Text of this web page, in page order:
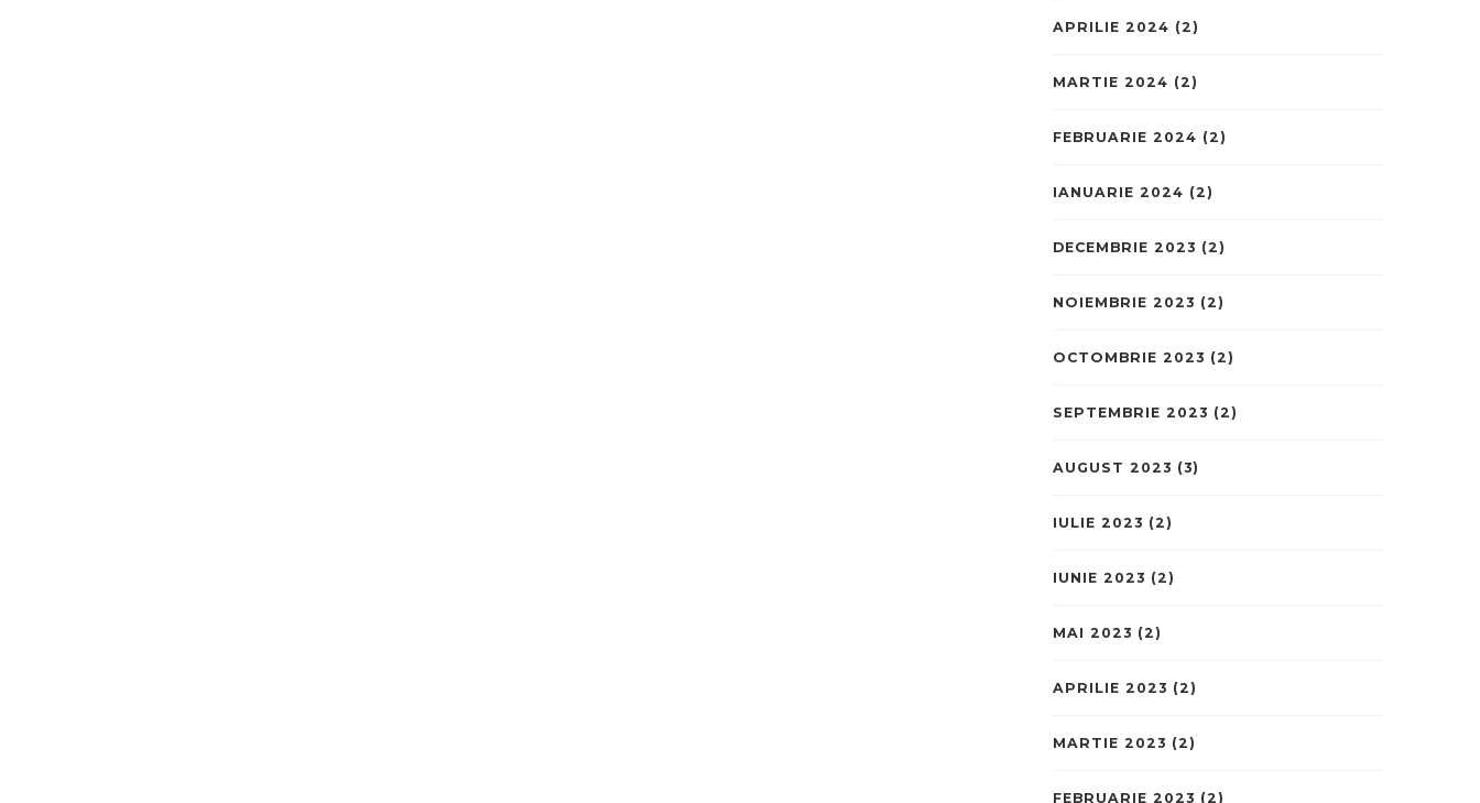
APRILIE 2024 (2)
MARTIE 2024 (2)
FEBRUARIE 2024 (2)
IANUARIE 2024 (2)
DECEMBRIE 2023 (2)
NOIEMBRIE 2023 (2)
OCTOMBRIE 2023 (2)
SEPTEMBRIE 2023 (2)
AUGUST 2023 (3)
IULIE 2023 (2)
IUNIE 2023 (2)
MAI 2023 (2)
APRILIE 2023 (2)
MARTIE 2023 (2)
FEBRUARIE 2023 (2)